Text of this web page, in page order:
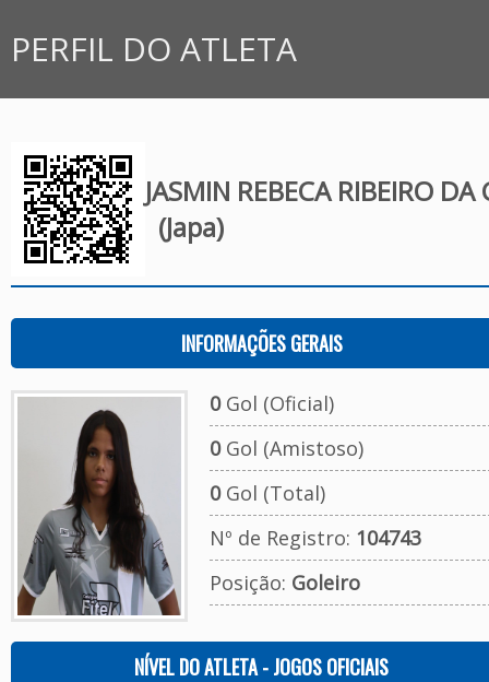
PERFIL DO ATLETA
JASMIN REBECA RIBEIRO DA
(Japa)
INFORMAÇÕES GERAIS
0Gol (Oficial)
0Gol (Amistoso)
0Gol (Total)
Nº de Registro: 104743
Posição: Goleiro
NÍVEL DO ATLETA - JOGOS OFICIAIS